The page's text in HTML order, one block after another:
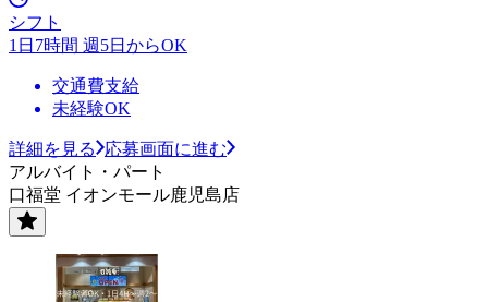
シフト
1日7時間 週5日からOK
交通費支給
未経験OK
詳細を見る
応募画面に進む
アルバイト・パート
口福堂 イオンモール鹿児島店